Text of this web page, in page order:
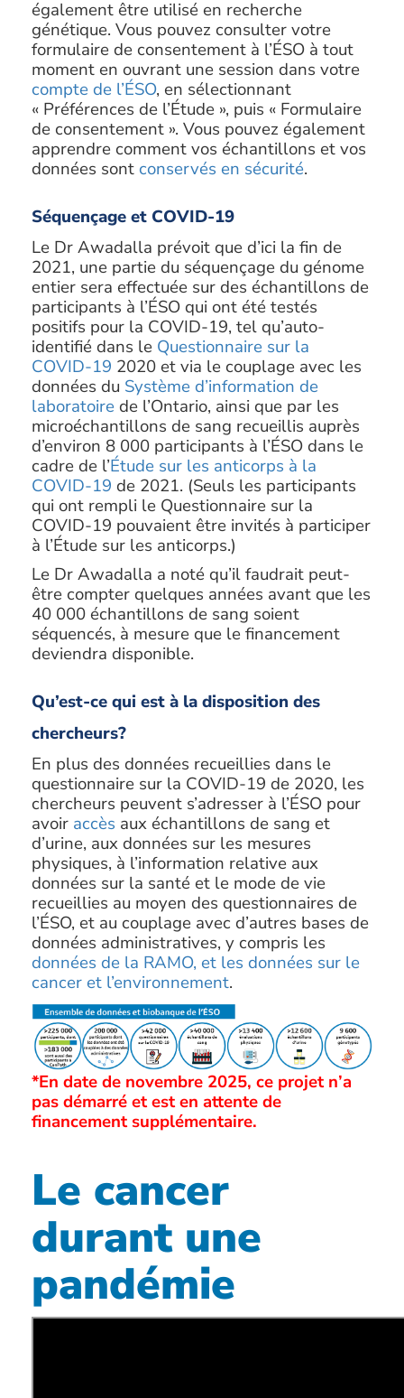
également être utilisé en recherche
génétique. Vous pouvez consulter votre
formulaire de consentement à l’ÉSO à tout
moment en ouvrant une session dans votre
compte de l’ÉSO, en sélectionnant
« Préférences de l’Étude », puis « Formulaire
de consentement ». Vous pouvez également
apprendre comment vos échantillons et vos
données sontconservés en sécurité.
Séquençage et COVID-19
Le Dr Awadalla prévoit que d’ici la fin de
2021, une partie du séquençage du génome
entier sera effectuée sur des échantillons de
participants à l’ÉSO qui ont été testés
positifs pour la COVID-19, tel qu’auto-
identifié dans le Questionnaire sur la
COVID-19 2020 et via le couplage avec les
données du Système d’information de
laboratoirede l’Ontario, ainsi que par les
microéchantillons de sang recueillis auprès
d’environ 8 000 participants à l’ÉSO dans le
cadre de l’Étude sur les anticorps à la
COVID-19 de 2021. (Seuls les participants
qui ont rempli le Questionnaire sur la
COVID-19 pouvaient être invités à participer
à l’Étude sur les anticorps.)
Le Dr Awadalla a noté qu’il faudrait peut-
être compter quelques années avant que les
40 000 échantillons de sang soient
séquencés, à mesure que le financement
deviendra disponible.
Qu’est-ce qui est à la disposition des
chercheurs?
En plus des données recueillies dans le
questionnaire sur la COVID-19 de 2020, les
chercheurs peuvent s’adresser à l’ÉSO pour
avoir accès aux échantillons de sang et
d’urine, aux données sur les mesures
physiques, à l’information relative aux
données sur la santé et le mode de vie
recueillies au moyen des questionnaires de
l’ÉSO, et au couplage avec d’autres bases de
données administratives, y compris les
données de la RAMO, et les données sur le
cancer et l’environnement.
*En date de novembre 2025, ce projet n’a
pas démarré et est en attente de
financement supplémentaire.
Le cancer
durant une
pandémie